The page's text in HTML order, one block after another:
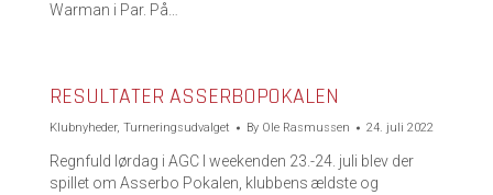
Warman i Par. På…
RESULTATER ASSERBOPOKALEN
Klubnyheder, Turneringsudvalget By Ole Rasmussen 24. juli 2022
Regnfuld lørdag i AGC I weekenden 23.-24. juli blev der
spillet om Asserbo Pokalen, klubbens ældste og